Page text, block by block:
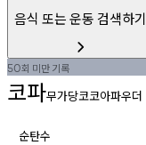
음식 또는 운동 검색하기
50회 미만기록
코파무가당코코아파우더
순탄수